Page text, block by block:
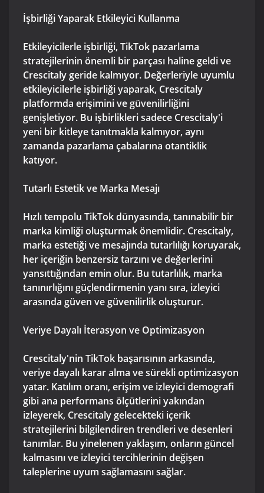
İşbirliği Yaparak Etkileyici Kullanma
Etkileyicilerle işbirliği, TikTok pazarlama
stratejilerinin önemli bir parçası haline geldi ve
Crescitaly geride kalmıyor. Değerleriyle uyumlu
etkileyicilerle işbirliği yaparak, Crescitaly
platformda erişimini ve güvenilirliğini
genişletiyor. Bu işbirlikleri sadece Crescitaly'i
yeni bir kitleye tanıtmakla kalmıyor, aynı
zamanda pazarlama çabalarına otantiklik
katıyor.
Tutarlı Estetik ve Marka Mesajı
Hızlı tempolu TikTok dünyasında, tanınabilir bir
marka kimliği oluşturmak önemlidir. Crescitaly,
marka estetiği ve mesajında tutarlılığı koruyarak,
her içeriğin benzersiz tarzını ve değerlerini
yansıttığından emin olur. Bu tutarlılık, marka
tanınırlığını güçlendirmenin yanı sıra, izleyici
arasında güven ve güvenilirlik oluşturur.
Veriye Dayalı İterasyon ve Optimizasyon
Crescitaly'nin TikTok başarısının arkasında,
veriye dayalı karar alma ve sürekli optimizasyon
yatar. Katılım oranı, erişim ve izleyici demografi
gibi ana performans ölçütlerini yakından
izleyerek, Crescitaly gelecekteki içerik
stratejilerini bilgilendiren trendleri ve desenleri
tanımlar. Bu yinelenen yaklaşım, onların güncel
kalmasını ve izleyici tercihlerinin değişen
taleplerine uyum sağlamasını sağlar.